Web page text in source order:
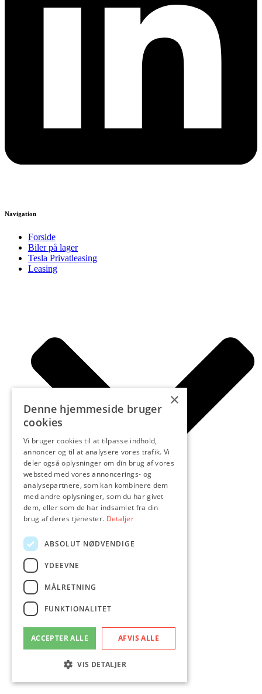
Navigation
Forside
Biler på lager
Tesla Privatleasing
Leasing
Flexleasing
Erhvervsleasing
Tesla Privatleasing
Medarbejdere
Nyheder
Værd at vide
×
Denne hjemmeside bruger
cookies
Vi bruger cookies til at tilpasse indhold,
annoncer og til at analysere vores trafik. Vi
deler også oplysninger om din brug af vores
websted med vores annoncerings- og
analysepartnere, som kan kombinere dem
med andre oplysninger, som du har givet
dem, eller som de har indsamlet fra din
brug af deres tjenester. Detaljer
ABSOLUT NØDVENDIGE
YDEEVNE
MÅLRETNING
FUNKTIONALITET
ACCEPTER ALLE AFVIS ALLE
VIS DETALJER